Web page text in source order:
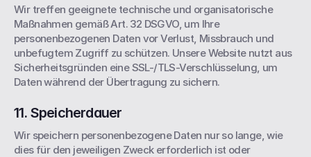
Wir treffen geeignete technische und organisatorische
Maßnahmen gemäß Art. 32 DSGVO, um Ihre
personenbezogenen Daten vor Verlust, Missbrauch und
unbefugtem Zugriff zu schützen. Unsere Website nutzt aus
Sicherheitsgründen eine SSL-/TLS-Verschlüsselung, um
Daten während der Übertragung zu sichern.
11. Speicherdauer
Wir speichern personenbezogene Daten nur so lange, wie
dies für den jeweiligen Zweck erforderlich ist oder